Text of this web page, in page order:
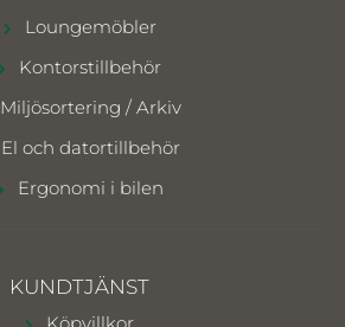
Loungemöbler
Kontorstillbehör
Miljösortering / Arkiv
El och datortillbehör
Ergonomi i bilen
KUNDTJÄNST